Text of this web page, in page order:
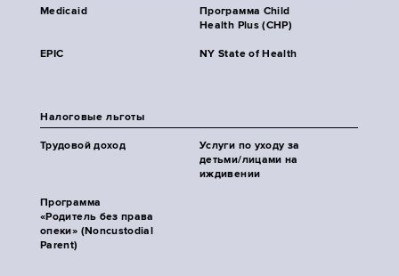
Medicaid
Программа Child
Health Plus (CHP)
EPIC NY State of Health
Налоговые льготы
Трудовой доход
Услуги по уходу за
детьми/лицами на
иждивении
Программа
«Родитель без права
опеки» (Noncustodial
Parent)